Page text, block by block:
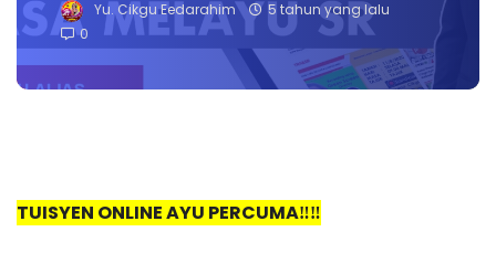
Yu. Cikgu Eedarahim
5 tahun yang lalu
0
TUISYEN ONLINE AYU PERCUMA‼️‼️